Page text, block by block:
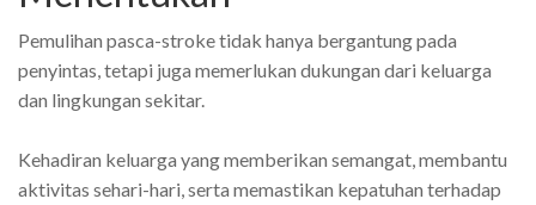
Pemulihan pasca-stroke tidak hanya bergantung pada
penyintas, tetapi juga memerlukan dukungan dari keluarga
dan lingkungan sekitar.
Kehadiran keluarga yang memberikan semangat, membantu
aktivitas sehari-hari, serta memastikan kepatuhan terhadap